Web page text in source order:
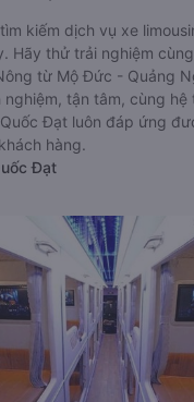
kiếm dịch vụ xe
Hãy thử trải nghiệm
từ Mộ Đức - Quảng
nghiệm, tận tâm, cùng hệ
Đạt luôn đáp ứng
hàng.
Đạt